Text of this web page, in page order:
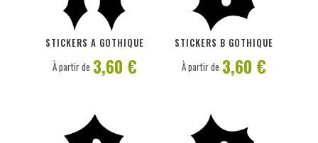
STICKERS A GOTHIQUE
PERSONNALISER
À partir de 3,60 €
STICKERS B GOTHIQUE
PERSONNALISER
À partir de 3,60 €